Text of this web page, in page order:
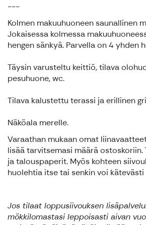
---
Kolmen makuuhuoneen saunallinen
Jokaisessa kolmessa
hengen sänkyä. Parvella on 4 yhden
Täysin varusteltu keittiö, tilava
pesuhuone, wc.
Tilava kalustettu terassi ja erillinen
Näköala merelle.
Varaathan mukaan omat
lisää tarvitsemasi määrä
ja talouspaperit. Myös kohteen
huolehtia itse tai senkin voi
Jos tilaat loppusiivouksen
mökkilomastasi leppoisasti aivan